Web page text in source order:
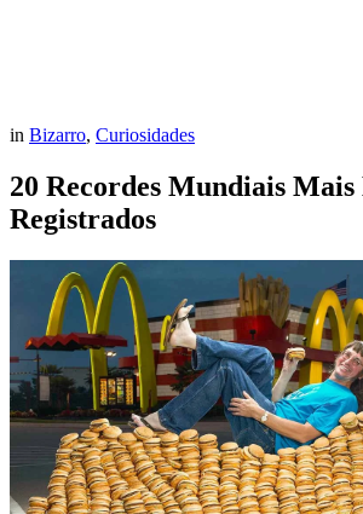
in Bizarro, Curiosidades
20 Recordes Mundiais Mais
Registrados